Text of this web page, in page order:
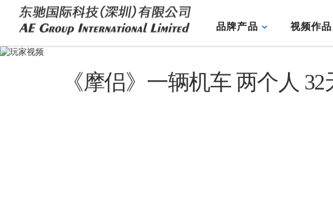
品牌产品 视频作品
《摩侣》一辆机车 两个人 32